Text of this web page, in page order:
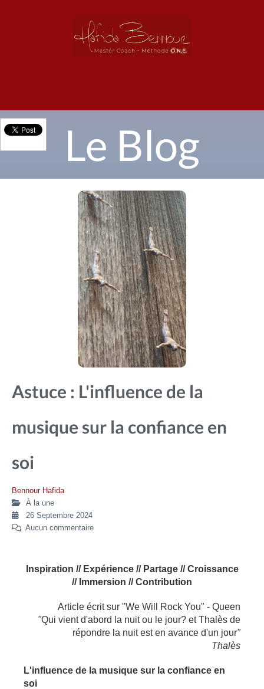
Le Blog
Astuce : L'influence de la
musique sur la confiance en
soi
Bennour Hafida
À la une
26 Septembre 2024
Aucun commentaire
Inspiration // Expérience // Partage // Croissance
// Immersion // Contribution
Article écrit sur "We Will Rock You" - Queen
"Qui vient d'abord la nuit ou le jour? et Thalès de
répondre la nuit est en avance d'un jour"
Thalès
L'influence de la musique sur la confiance en
soi